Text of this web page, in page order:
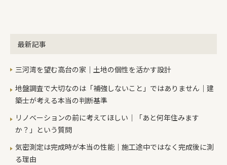
最新記事
三河湾を望む高台の家｜土地の個性を活かす設計
地盤調査で大切なのは「補強しないこと」ではありません｜建
築士が考える本当の判断基準
リノベーションの前に考えてほしい｜「あと何年住みます
か？」という質問
気密測定は完成時が本当の性能｜施工途中ではなく完成後に測
る理由